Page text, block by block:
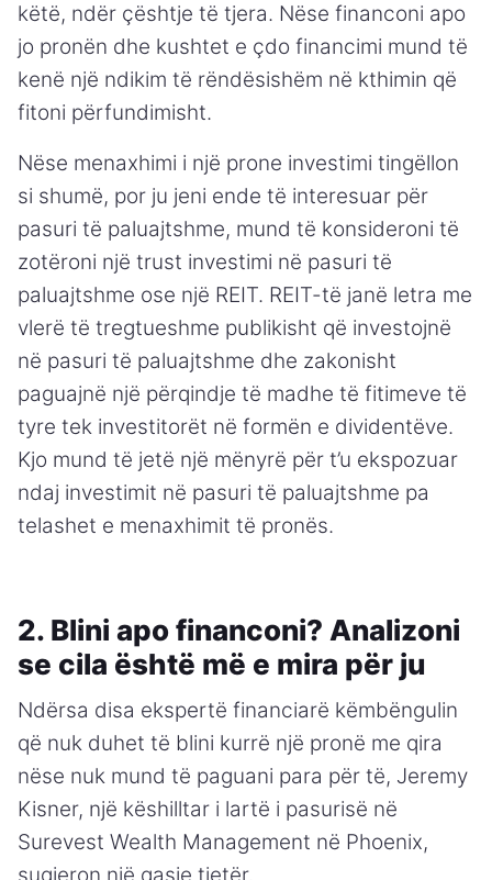
këtë, ndër çështje të tjera. Nëse financoni apo
jo pronën dhe kushtet e çdo financimi mund të
kenë një ndikim të rëndësishëm në kthimin që
fitoni përfundimisht.
Nëse menaxhimi i një prone investimi tingëllon
si shumë, por ju jeni ende të interesuar për
pasuri të paluajtshme, mund të konsideroni të
zotëroni një trust investimi në pasuri të
paluajtshme ose një REIT. REIT-të janë letra me
vlerë të tregtueshme publikisht që investojnë
në pasuri të paluajtshme dhe zakonisht
paguajnë një përqindje të madhe të fitimeve të
tyre tek investitorët në formën e dividentëve.
Kjo mund të jetë një mënyrë për t’u ekspozuar
ndaj investimit në pasuri të paluajtshme pa
telashet e menaxhimit të pronës.
2. Blini apo financoni? Analizoni
se cila është më e mira për ju
Ndërsa disa ekspertë financiarë këmbëngulin
që nuk duhet të blini kurrë një pronë me qira
nëse nuk mund të paguani para për të, Jeremy
Kisner, një këshilltar i lartë i pasurisë në
Surevest Wealth Management në Phoenix,
sugjeron një qasje tjetër.